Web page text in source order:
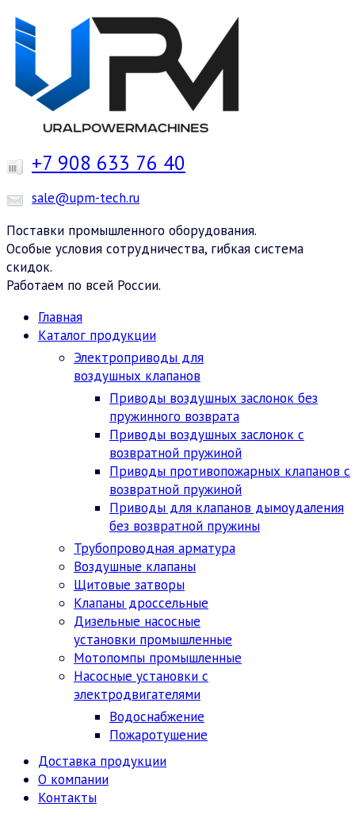
+7 908 633 76 40
sale@upm-tech.ru
Поставки промышленного оборудования.
Особые условия сотрудничества, гибкая система
скидок.
Работаем по всей России.
Главная
Каталог продукции
Электроприводы для
воздушных клапанов
Приводы воздушных заслонок без
пружинного возврата
Приводы воздушных заслонок с
возвратной пружиной
Приводы противопожарных клапанов с
возвратной пружиной
Приводы для клапанов дымоудаления
без возвратной пружины
Трубопроводная арматура
Воздушные клапаны
Щитовые затворы
Клапаны дроссельные
Дизельные насосные
установки промышленные
Мотопомпы промышленные
Насосные установки с
электродвигателями
Водоснабжение
Пожаротушение
Доставка продукции
О компании
Контакты